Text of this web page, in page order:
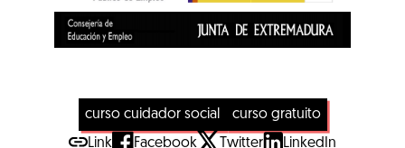
curso cuidador social
curso gratuito
Link
Facebook Twitter LinkedIn